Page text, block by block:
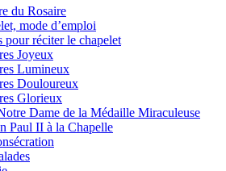
du Rosaire
mode d’emploi
pour réciter le chapelet
Joyeux
Lumineux
Douloureux
Glorieux
Dame de la Médaille Miraculeuse
Paul II à la Chapelle